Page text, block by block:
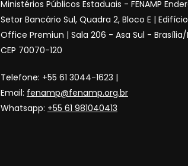
Ministérios Públicos Estaduais - FENAMP
Setor Bancário Sul, Quadra 2, Bloco E | Edifício
Office Premiun | Sala 206 - Asa Sul - Brasília/
CEP 70070-120
Telefone: +55 61 3044-1623 |
Email: fenamp@fenamp.org.br
Whatsapp: +55 61 981040413